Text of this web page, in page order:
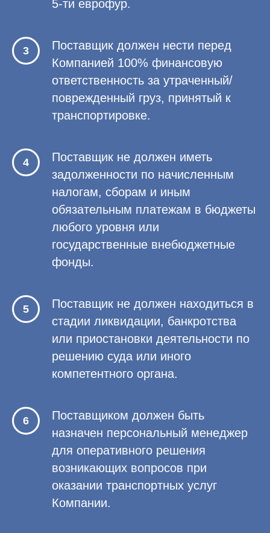
5-ти еврофур.
Поставщик должен нести перед
Компанией 100% финансовую
ответственность за утраченный/
поврежденный груз, принятый к
транспортировке.
Поставщик не должен иметь
задолженности по начисленным
налогам, сборам и иным
обязательным платежам в бюджеты
любого уровня или
государственные внебюджетные
фонды.
Поставщик не должен находиться в
стадии ликвидации, банкротства
или приостановки деятельности по
решению суда или иного
компетентного органа.
Поставщиком должен быть
назначен персональный менеджер
для оперативного решения
возникающих вопросов при
оказании транспортных услуг
Компании.